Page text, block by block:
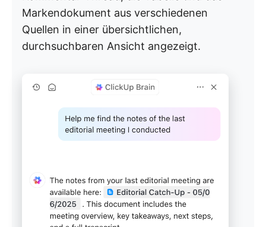
Markendokument aus verschiedenen
Quellen in einer übersichtlichen,
durchsuchbaren Ansicht angezeigt.